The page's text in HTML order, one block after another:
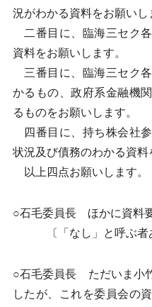
況がわかる資料をお願いし
二番目に、臨海三セク
資料をお願いします。
三番目に、臨海三セク
かるもの、政府系金融機
るものをお願いします。
四番目に、持ち株会社
状況及び債務のわかる資料
以上四点お願いします。
○石毛委員長 ほかに資料
〔「なし」と呼ぶ者
○石毛委員長 ただいま小
したが、これを委員会の